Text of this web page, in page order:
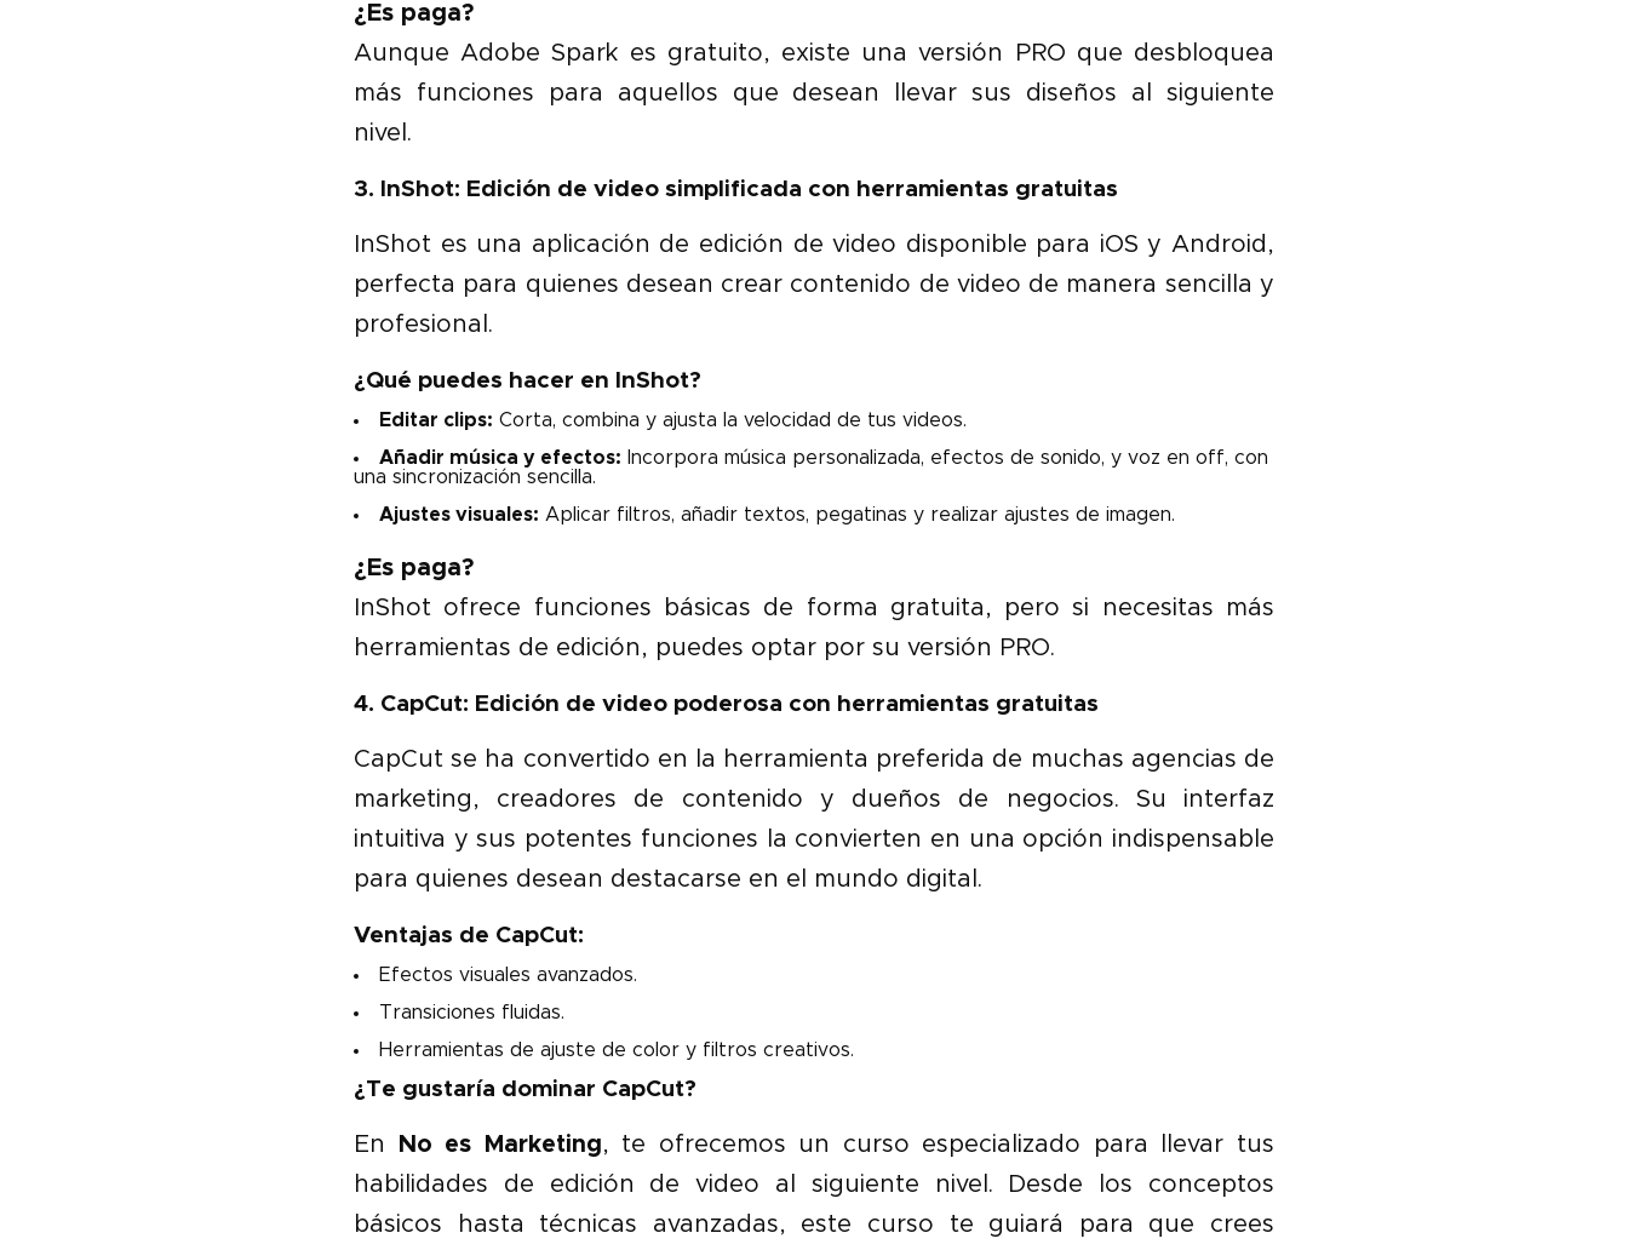
¿Es paga?
Aunque Adobe Spark es gratuito, existe una versión PRO que desbloquea
más funciones para aquellos que desean llevar sus diseños al siguiente
nivel.
3. InShot: Edición de video simplificada con herramientas gratuitas
InShot es una aplicación de edición de video disponible para iOS y Android,
perfecta para quienes desean crear contenido de video de manera sencilla y
profesional.
¿Qué puedes hacer en InShot?
Editar clips: Corta, combina y ajusta la velocidad de tus videos.
Añadir música y efectos: Incorpora música personalizada, efectos de sonido, y voz en off, con
una sincronización sencilla.
Ajustes visuales: Aplicar filtros, añadir textos, pegatinas y realizar ajustes de imagen.
¿Es paga?
InShot ofrece funciones básicas de forma gratuita, pero si necesitas más
herramientas de edición, puedes optar por su versión PRO.
4. CapCut: Edición de video poderosa con herramientas gratuitas
CapCut se ha convertido en la herramienta preferida de muchas agencias de
marketing, creadores de contenido y dueños de negocios. Su interfaz
intuitiva y sus potentes funciones la convierten en una opción indispensable
para quienes desean destacarse en el mundo digital.
Ventajas de CapCut:
Efectos visuales avanzados.
Transiciones fluidas.
Herramientas de ajuste de color y filtros creativos.
¿Te gustaría dominar CapCut?
En No es Marketing, te ofrecemos un curso especializado para llevar tus
habilidades de edición de video al siguiente nivel. Desde los conceptos
básicos hasta técnicas avanzadas, este curso te guiará para que crees